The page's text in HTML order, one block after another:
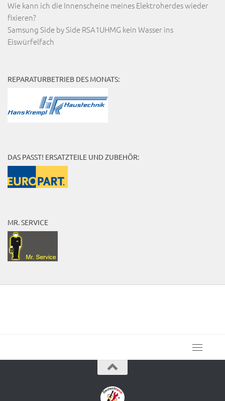
Wie kann ich die Innenscheine meines Elektroherdes wieder
fixieren?
Samsung Side by Side RSA1UHMG kein Wasser ins
Eiswürfelfach
REPARATURBETRIEB DES MONATS:
DAS PASST! ERSATZTEILE UND ZUBEHÖR:
MR. SERVICE